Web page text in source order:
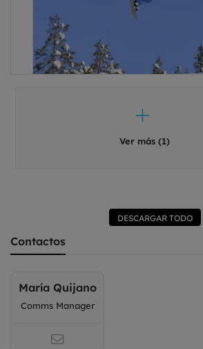
Ver más (1)
DESCARGAR TODO
Contactos
María Quijano
Comms Manager